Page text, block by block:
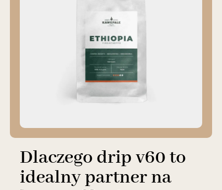
Dlaczego drip v60 to
idealny partner na